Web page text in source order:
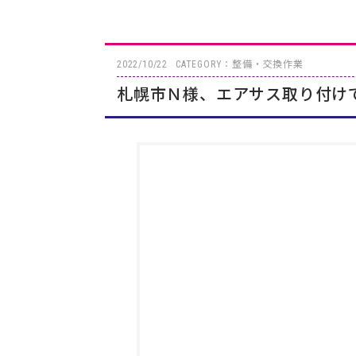
2022/10/22 CATEGORY：整備・交換作業
札幌市Ｎ様、エアサス取り付け